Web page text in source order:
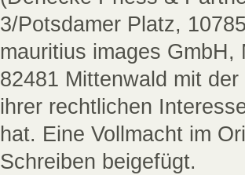
3/Potsdamer Platz,
mauritius images GmbH,
82481 Mittenwald mit
ihrer rechtlichen
hat. Eine Vollmacht im
Schreiben beigefügt.